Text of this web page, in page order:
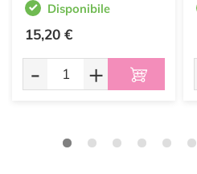
Disponibile
15,20 €
- +